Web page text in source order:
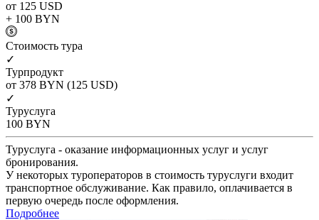
от 125 USD
+ 100 BYN
Cтоимость тура
✓
Турпродукт
от 378 BYN (125 USD)
✓
Туруслуга
100 BYN
Туруслуга - оказание информационных услуг и услуг
бронирования.
У некоторых туроператоров в стоимость туруслуги входит
транспортное обслуживание. Как правило, оплачивается в
первую очередь после оформления.
Подробнее